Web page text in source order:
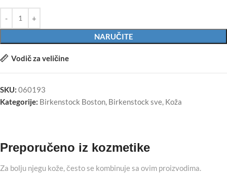
NARUČITE
Vodič za veličine
SKU: 060193
Kategorije: Birkenstock Boston Birkenstock sve Koža
Preporučeno iz kozmetike
Za bolju njegu kože, često se kombinuje sa ovim proizvodima.